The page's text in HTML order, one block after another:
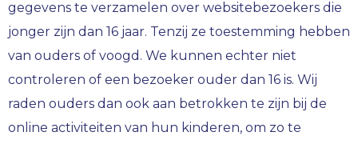
gegevens te verzamelen over websitebezoekers die
jonger zijn dan 16 jaar. Tenzij ze toestemming hebben
van ouders of voogd. We kunnen echter niet
controleren of een bezoeker ouder dan 16 is. Wij
raden ouders dan ook aan betrokken te zijn bij de
online activiteiten van hun kinderen, om zo te